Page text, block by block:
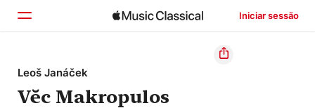
Iniciar sessão
Início
Explorar
Leoš Janáček
Vĕc Makropulos